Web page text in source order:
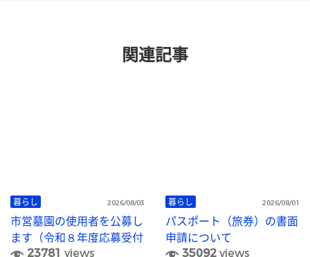
関連記事
暮らし 2026/08/03
市営墓園の使用者を公募し
ます（令和８年度応募受付
23781 views
暮らし 2026/08/01
パスポート（旅券）の書面
申請について
35092views